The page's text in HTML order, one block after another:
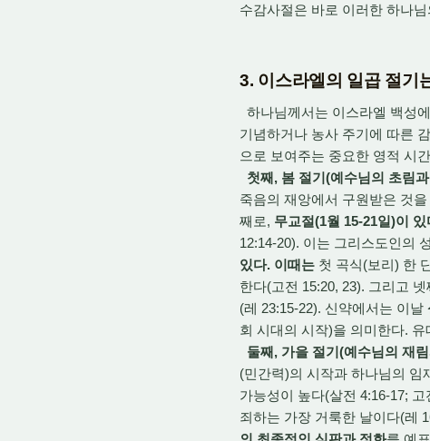
수감사절은 바로 이러한 하나
3. 이스라엘의 일곱 절기
하나님께서는 이스라엘 백성
기념하거나 농사 주기에 따른
으로 보여주는 중요한 영적 시
첫째, 봄 절기(예수님의 초림
죽음의 재앙에서 구원받은 것
째로, 무교절(1월 15-21일)이
12:14-20). 이는 그리스도인의
있다. 이때는 첫 곡식(보리) 한
한다(고전 15:20, 23). 그리고 넷
(레 23:15-22). 신약에서는 이날
회 시대의 시작)을 의미한다.
둘째, 가을 절기(예수님의 재
(민간력)의 시작과 하나님의 임
가능성이 높다(살전 4:16-17; 고
죄하는 가장 거룩한 날이다(레